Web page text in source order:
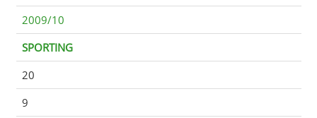
2009/10
SPORTING
20
9